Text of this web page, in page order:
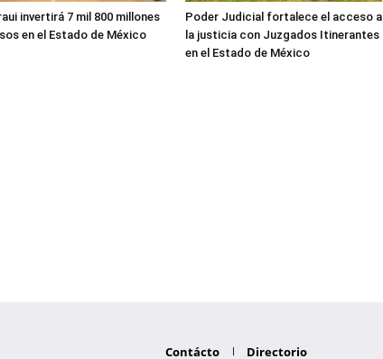
invertirá 7 mil 800 millones
en el Estado de México
Poder Judicial fortalece el acceso a
la justicia con Juzgados Itinerantes
en el Estado de México
Contácto Directorio